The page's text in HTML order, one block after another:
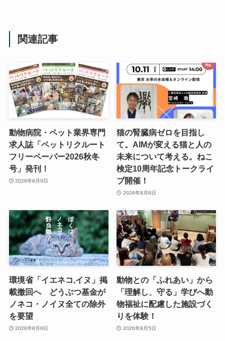
関連記事
動物病院・ペット業界専門
求人誌「ペットリクルート
フリーペーパー2026秋冬
号」発刊！
2026年8月9日
猫の腎臓病ゼロを目指し
て。AIMが変える猫と人の
未来について考える。ねこ
検定10周年記念トークライ
ブ開催！
2026年8月9日
環境省「イエネコ,イヌ」掲
載撤回へ どうぶつ基金が
ノネコ・ノイヌ全ての除外
を要望
2026年8月8日
動物との「ふれあい」から
「理解し、守る」学びへ動
物福祉に配慮した施設づく
りを体験！
2026年8月5日